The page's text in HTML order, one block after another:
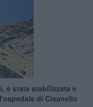
è stata stabilizzata e
di Cisanello